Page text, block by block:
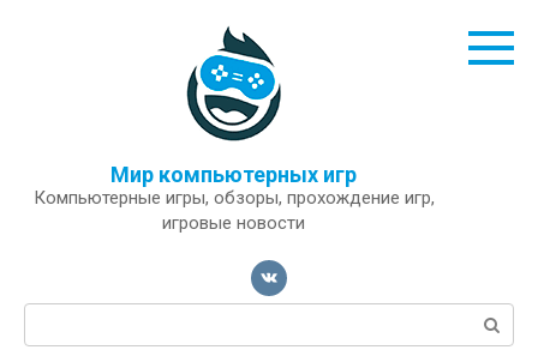
Мир компьютерных игр
Компьютерные игры, обзоры, прохождение игр,
игровые новости
Поиск: